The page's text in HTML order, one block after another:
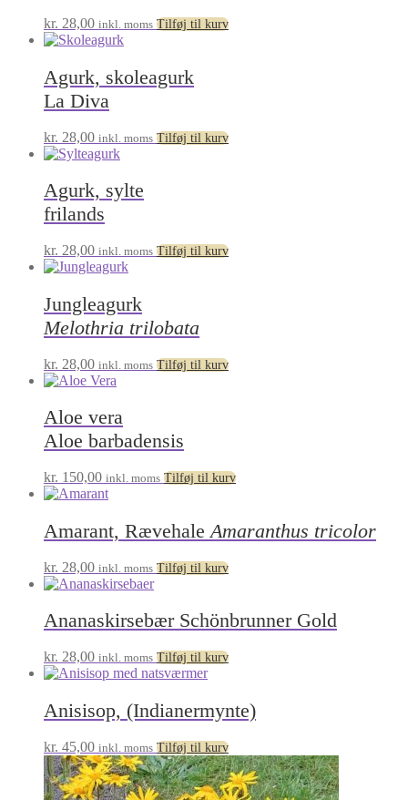
kr. 28,00 inkl. moms Tilføj til kurv
Agurk, skoleagurk
La Diva
kr. 28,00 inkl. moms Tilføj til kurv
Agurk, sylte
frilands
kr. 28,00 inkl. moms Tilføj til kurv
Jungleagurk
Melothria trilobata
kr. 28,00 inkl. moms Tilføj til kurv
Aloe vera
Aloe barbadensis
kr. 150,00 inkl. moms Tilføj til kurv
Amarant, Rævehale Amaranthus tricolor
kr. 28,00 inkl. moms Tilføj til kurv
Ananaskirsebær Schönbrunner Gold
kr. 28,00 inkl. moms Tilføj til kurv
Anisisop, (Indianermynte)
kr. 45,00 inkl. moms Tilføj til kurv